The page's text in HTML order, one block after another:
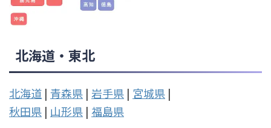
北海道・東北
北海道 | 青森県 | 岩手県 | 宮城県 |
秋田県 | 山形県 | 福島県